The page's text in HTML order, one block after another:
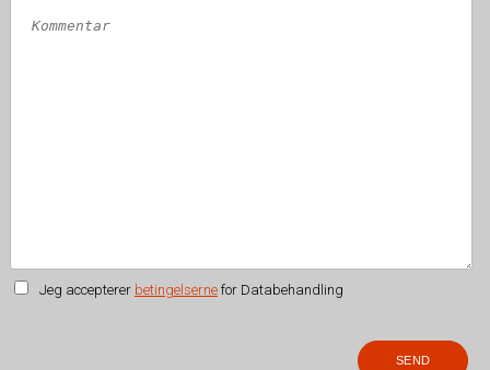
Jeg accepterer betingelsernefor Databehandling